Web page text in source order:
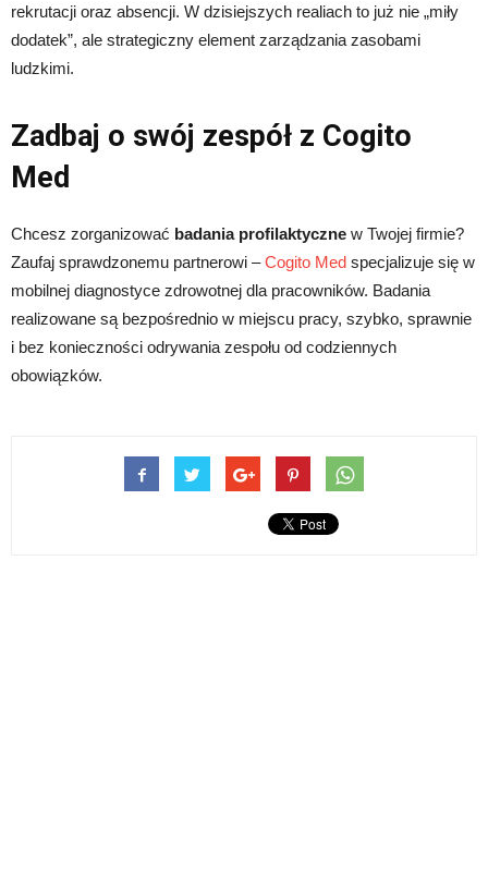
rekrutacji oraz absencji. W dzisiejszych realiach to już nie „miły
dodatek”, ale strategiczny element zarządzania zasobami
ludzkimi.
Zadbaj o swój zespół z Cogito
Med
Chcesz zorganizować badania profilaktyczne w Twojej firmie?
Zaufaj sprawdzonemu partnerowi –Cogito Med specjalizuje się w
mobilnej diagnostyce zdrowotnej dla pracowników. Badania
realizowane są bezpośrednio w miejscu pracy, szybko, sprawnie
i bez konieczności odrywania zespołu od codziennych
obowiązków.